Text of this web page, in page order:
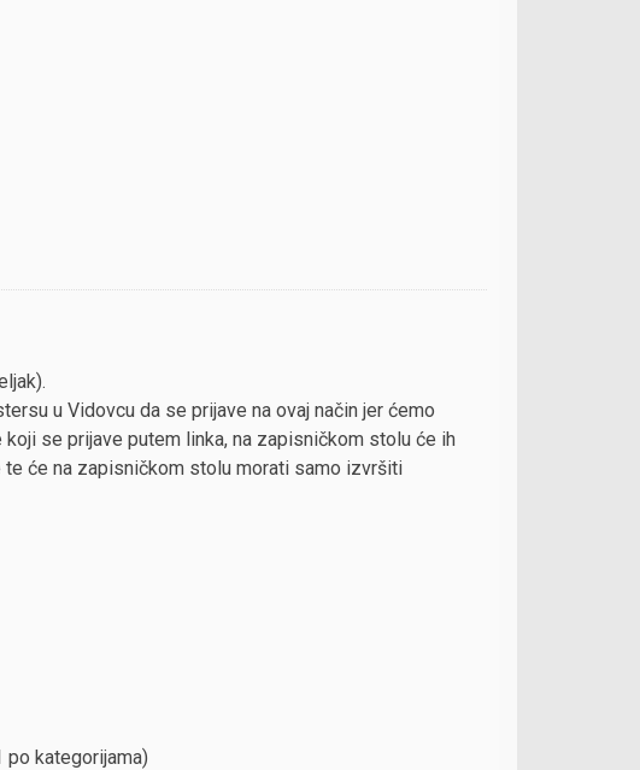
u Vidovcu da se prijave na ovaj način jer ćemo
se prijave putem linka, na zapisničkom stolu će ih
će na zapisničkom stolu morati samo izvršiti
po kategorijama)